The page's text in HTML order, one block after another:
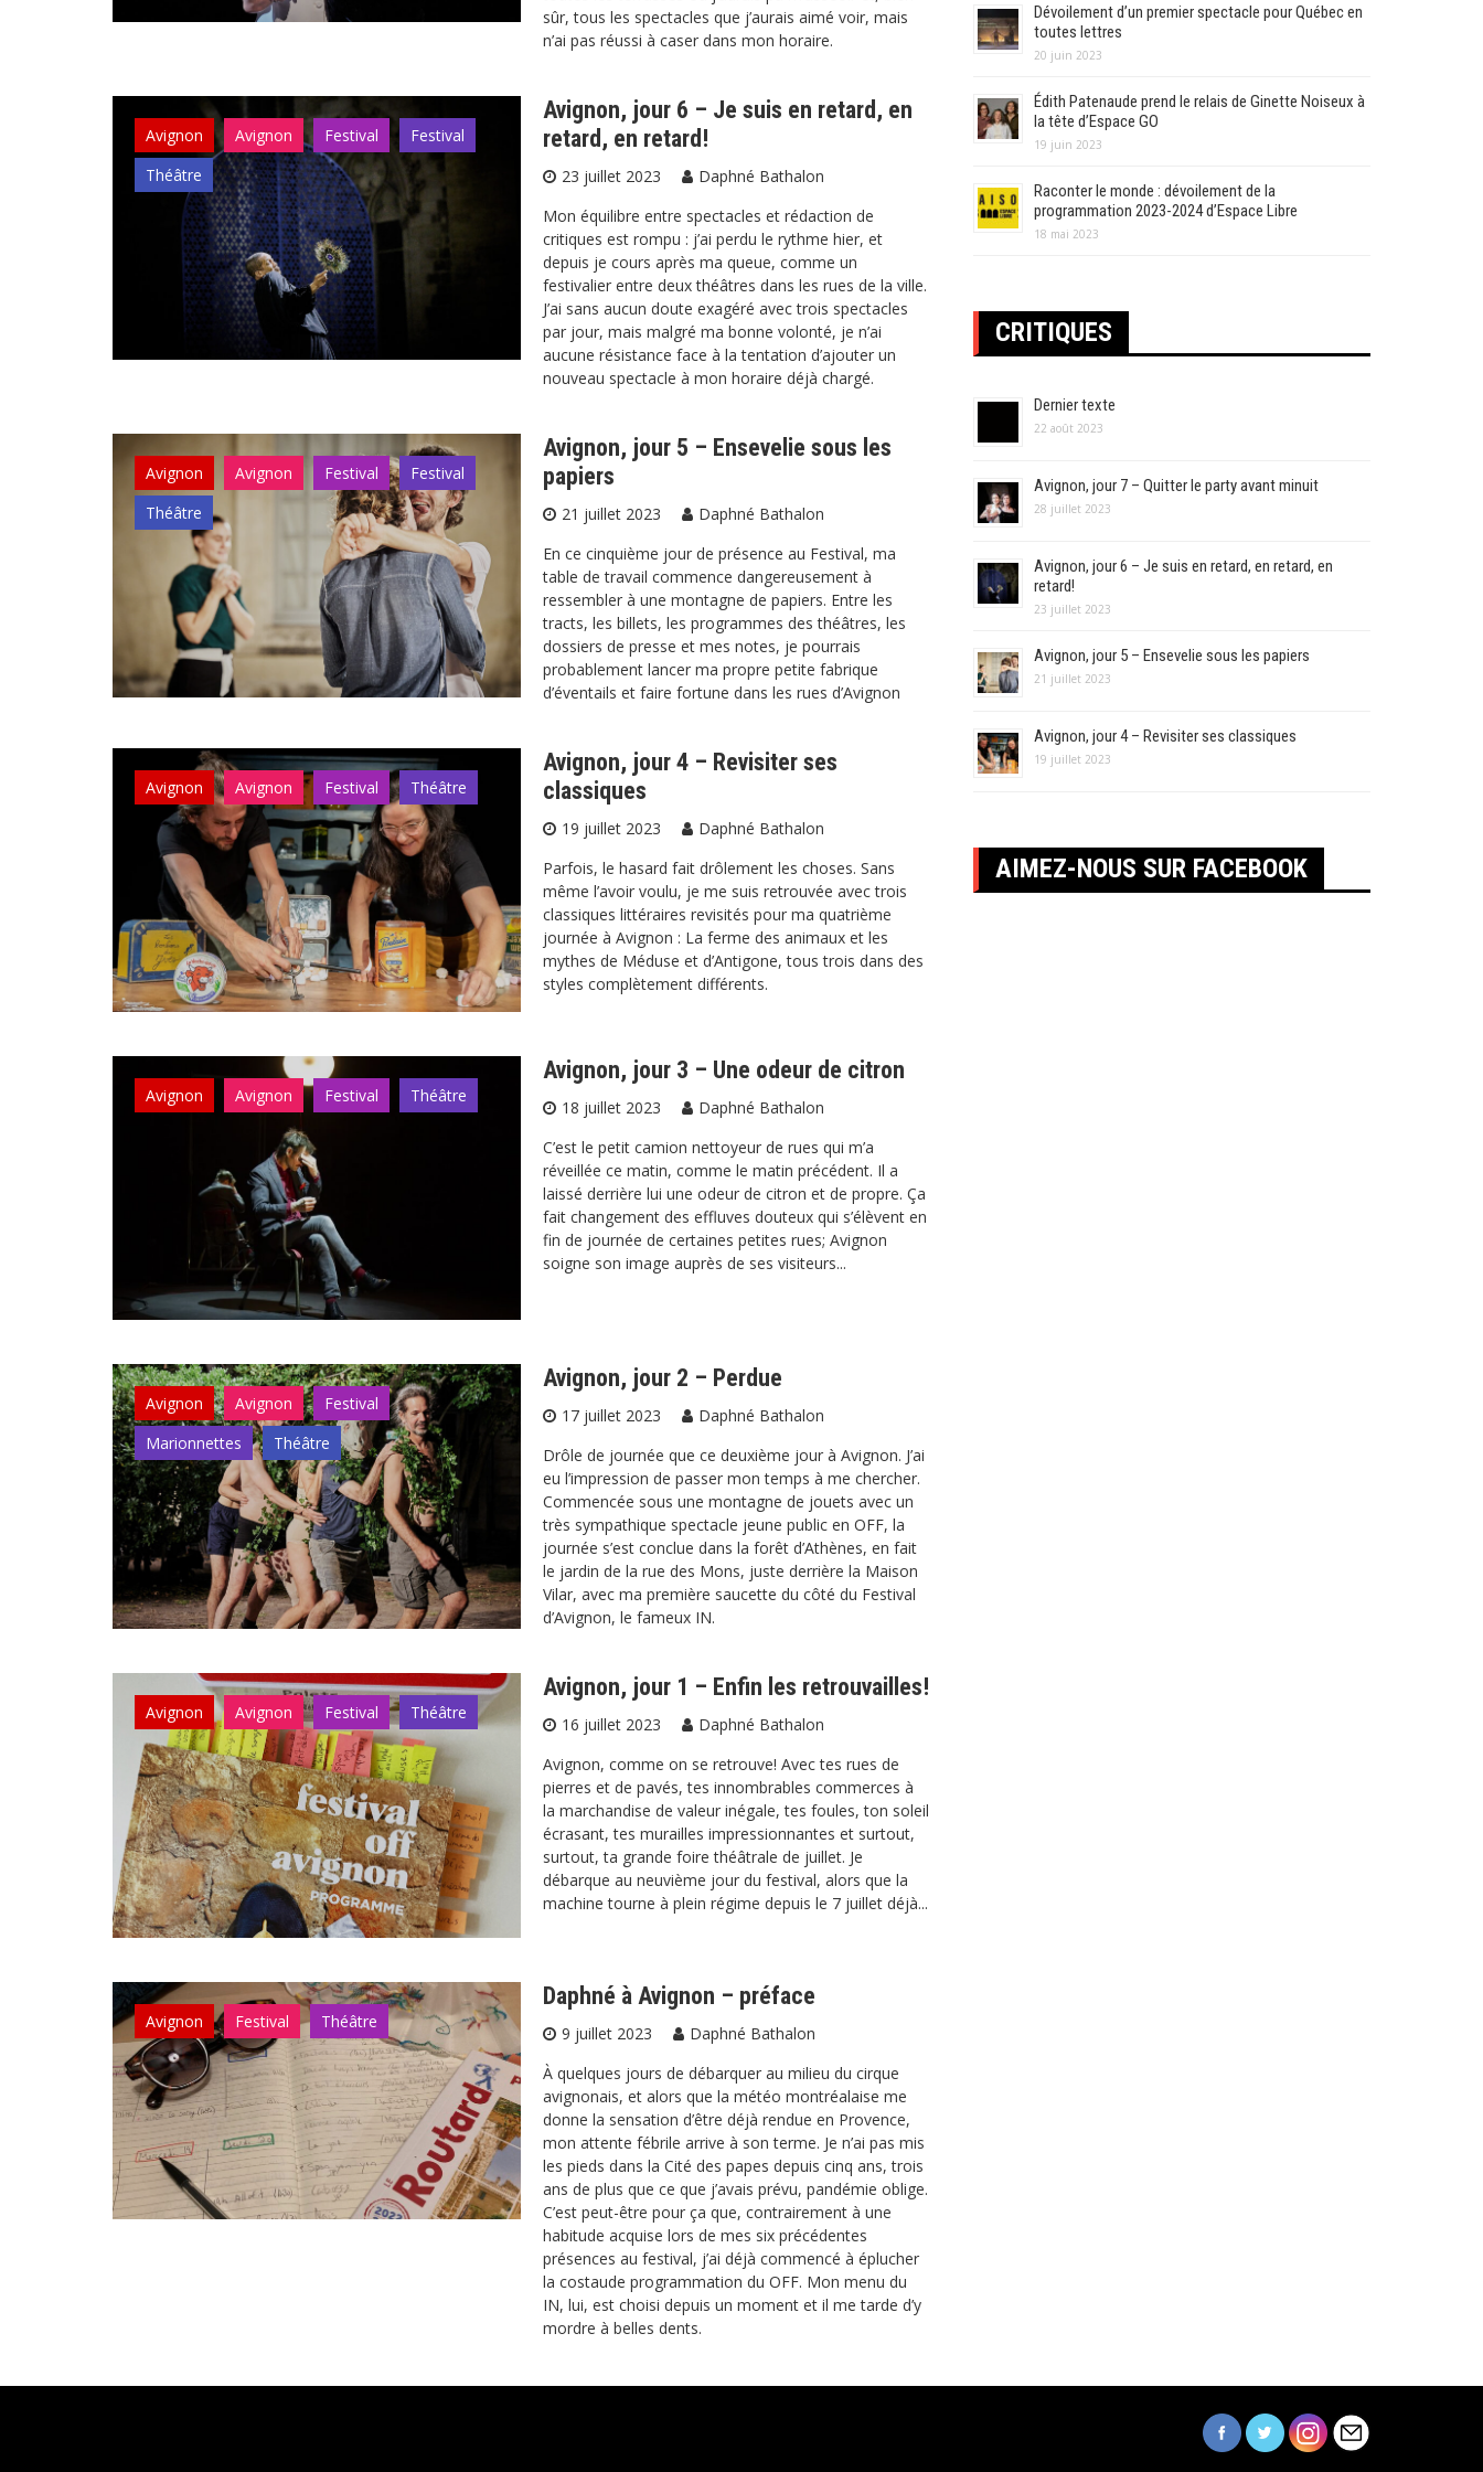
sûr, tous les spectacles que j’aurais aimé voir, mais
n’ai pas réussi à caser dans mon horaire.
Avignon Avignon Festival
Festival
Théâtre
Avignon, jour 6 – Je suis en retard, en
retard, en retard!
23 juillet 2023
Daphné Bathalon
Mon équilibre entre spectacles et rédaction de
critiques est rompu : j’ai perdu le rythme hier, et
depuis je cours après ma queue, comme un
festivalier entre deux théâtres dans les rues de la ville.
J’ai sans aucun doute exagéré avec trois spectacles
par jour, mais malgré ma bonne volonté, je n’ai
aucune résistance face à la tentation d’ajouter un
nouveau spectacle à mon horaire déjà chargé.
Avignon Avignon Festival
Festival
Théâtre
Avignon, jour 5 – Ensevelie sous les
papiers
21 juillet 2023
Daphné Bathalon
En ce cinquième jour de présence au Festival, ma
table de travail commence dangereusement à
ressembler à une montagne de papiers. Entre les
tracts, les billets, les programmes des théâtres, les
dossiers de presse et mes notes, je pourrais
probablement lancer ma propre petite fabrique
d’éventails et faire fortune dans les rues d’Avignon
Avignon Avignon Festival Théâtre
Avignon, jour 4 – Revisiter ses
classiques
19 juillet 2023
Daphné Bathalon
Parfois, le hasard fait drôlement les choses. Sans
même l’avoir voulu, je me suis retrouvée avec trois
classiques littéraires revisités pour ma quatrième
journée à Avignon : La ferme des animaux et les
mythes de Méduse et d’Antigone, tous trois dans des
styles complètement différents.
Avignon Avignon Festival Théâtre
Avignon, jour 3 – Une odeur de citron
18 juillet 2023
Daphné Bathalon
C’est le petit camion nettoyeur de rues qui m’a
réveillée ce matin, comme le matin précédent. Il a
laissé derrière lui une odeur de citron et de propre. Ça
fait changement des effluves douteux qui s’élèvent en
fin de journée de certaines petites rues; Avignon
soigne son image auprès de ses visiteurs...
Avignon Avignon
Festival
Marionnettes
Théâtre
Avignon, jour 2 – Perdue
17 juillet 2023
Daphné Bathalon
Drôle de journée que ce deuxième jour à Avignon. J’ai
eu l’impression de passer mon temps à me chercher.
Commencée sous une montagne de jouets avec un
très sympathique spectacle jeune public en OFF, la
journée s’est conclue dans la forêt d’Athènes, en fait
le jardin de la rue des Mons, juste derrière la Maison
Vilar, avec ma première saucette du côté du Festival
d’Avignon, le fameux IN.
Avignon Avignon Festival Théâtre
Avignon, jour 1 – Enfin les retrouvailles!
16 juillet 2023
Daphné Bathalon
Avignon, comme on se retrouve! Avec tes rues de
pierres et de pavés, tes innombrables commerces à
la marchandise de valeur inégale, tes foules, ton soleil
écrasant, tes murailles impressionnantes et surtout,
surtout, ta grande foire théâtrale de juillet. Je
débarque au neuvième jour du festival, alors que la
machine tourne à plein régime depuis le 7 juillet déjà...
Avignon Festival Théâtre
Daphné à Avignon – préface
9 juillet 2023
Daphné Bathalon
À quelques jours de débarquer au milieu du cirque
avignonais, et alors que la météo montréalaise me
donne la sensation d’être déjà rendue en Provence,
mon attente fébrile arrive à son terme. Je n’ai pas mis
les pieds dans la Cité des papes depuis cinq ans, trois
ans de plus que ce que j’avais prévu, pandémie oblige.
C’est peut-être pour ça que, contrairement à une
habitude acquise lors de mes six précédentes
présences au festival, j’ai déjà commencé à éplucher
la costaude programmation du OFF. Mon menu du
IN, lui, est choisi depuis un moment et il me tarde d’y
mordre à belles dents.
Dévoilement d’un premier spectacle pour Québec en
toutes lettres
20 juin 2023
Édith Patenaude prend le relais de Ginette Noiseux à
la tête d’Espace GO
19 juin 2023
Raconter le monde : dévoilement de la
programmation 2023-2024 d’Espace Libre
18 mai 2023
CRITIQUES
Dernier texte
22 août 2023
Avignon, jour 7 – Quitter le party avant minuit
28 juillet 2023
Avignon, jour 6 – Je suis en retard, en retard, en
retard!
23 juillet 2023
Avignon, jour 5 – Ensevelie sous les papiers
21 juillet 2023
Avignon, jour 4 – Revisiter ses classiques
19 juillet 2023
AIMEZ-NOUS SUR FACEBOOK